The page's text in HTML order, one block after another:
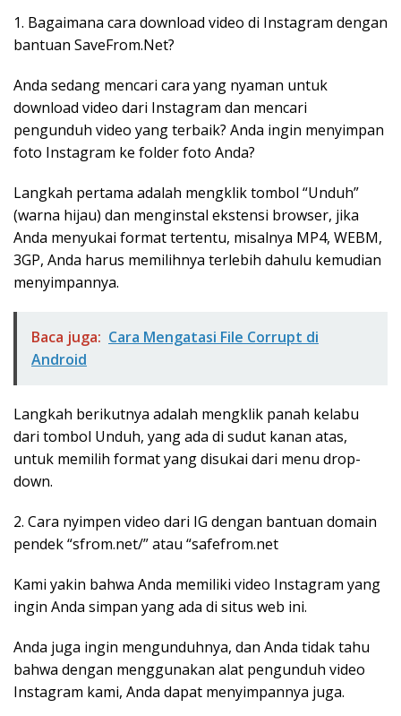
1. Bagaimana cara download video di Instagram dengan
bantuan SaveFrom.Net?
Anda sedang mencari cara yang nyaman untuk
download video dari Instagram dan mencari
pengunduh video yang terbaik? Anda ingin menyimpan
foto Instagram ke folder foto Anda?
Langkah pertama adalah mengklik tombol “Unduh”
(warna hijau) dan menginstal ekstensi browser, jika
Anda menyukai format tertentu, misalnya MP4, WEBM,
3GP, Anda harus memilihnya terlebih dahulu kemudian
menyimpannya.
Baca juga: Cara Mengatasi File Corrupt di
Android
Langkah berikutnya adalah mengklik panah kelabu
dari tombol Unduh, yang ada di sudut kanan atas,
untuk memilih format yang disukai dari menu drop-
down.
2. Cara nyimpen video dari IG dengan bantuan domain
pendek “sfrom.net/” atau “safefrom.net
Kami yakin bahwa Anda memiliki video Instagram yang
ingin Anda simpan yang ada di situs web ini.
Anda juga ingin mengunduhnya, dan Anda tidak tahu
bahwa dengan menggunakan alat pengunduh video
Instagram kami, Anda dapat menyimpannya juga.